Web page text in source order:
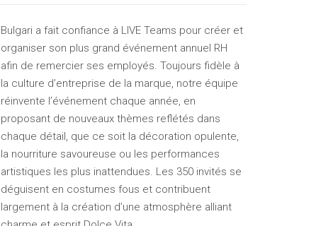
Bulgari a fait confiance à LIVE Teams pour créer et
organiser son plus grand événement annuel RH
afin de remercier ses employés. Toujours fidèle à
la culture d’entreprise de la marque, notre équipe
réinvente l’événement chaque année, en
proposant de nouveaux thèmes reflétés dans
chaque détail, que ce soit la décoration opulente,
la nourriture savoureuse ou les performances
artistiques les plus inattendues. Les 350 invités se
déguisent en costumes fous et contribuent
largement à la création d’une atmosphère alliant